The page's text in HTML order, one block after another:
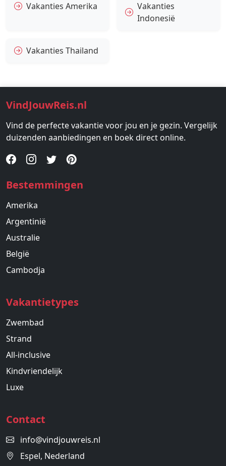
Vakanties Amerika
Vakanties
Indonesië
Vakanties Thailand
VindJouwReis.nl
Vind de perfecte vakantie voor jou en je gezin. Vergelijk
duizenden aanbiedingen en boek direct online.
Bestemmingen
Amerika
Argentinië
Australie
België
Cambodja
Vakantietypes
Zwembad
Strand
All-inclusive
Kindvriendelijk
Luxe
Contact
info@vindjouwreis.nl
Espel, Nederland